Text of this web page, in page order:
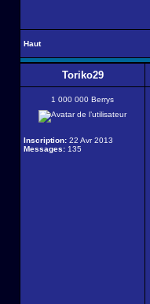
Haut
Toriko29
1 000 000 Berrys
Inscription: 22 Avr 2013
Messages: 135